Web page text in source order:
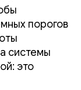
порогов
системы
это